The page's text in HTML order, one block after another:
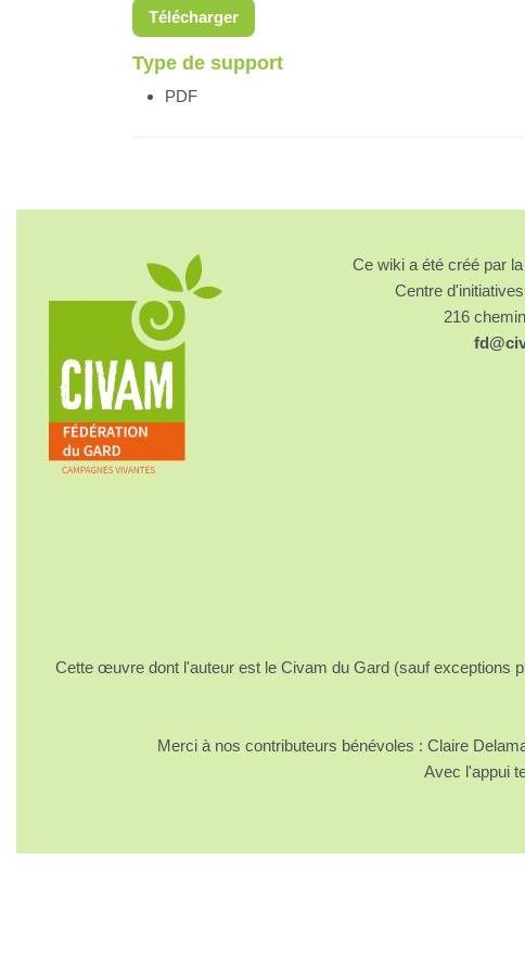
Télécharger
Type de support
PDF
Ce wiki a été créé par
Centre
216
Cette œuvre dont l'auteur est le Civam du Gard (sauf exceptions
Merci à nos contributeurs bénévoles : Claire
Avec l'appui